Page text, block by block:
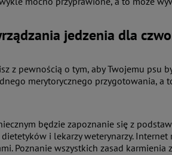
jedzenia dla
z pewnością o tym, aby Twojemu psu
merytorycznego przygotowania, a
będzie zapoznanie się z
i lekarzy weterynarzy.
Poznanie wszystkich zasad karmienia